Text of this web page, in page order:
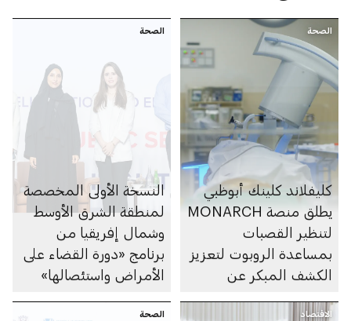
الصحة
كليفلاند كلينك أبوظبي
يطلق منصة MONARCH
لتنظير القصبات
بمساعدة الروبوت لتعزيز
الكشف المبكر عن
الصحة
النسخة الأولى المخصصة
لمنطقة الشرق الأوسط
وشمال إفريقيا من
برنامج «دورة القضاء على
الأمراض واستئصالها»
القطاعات
الاقتصاد الصحة